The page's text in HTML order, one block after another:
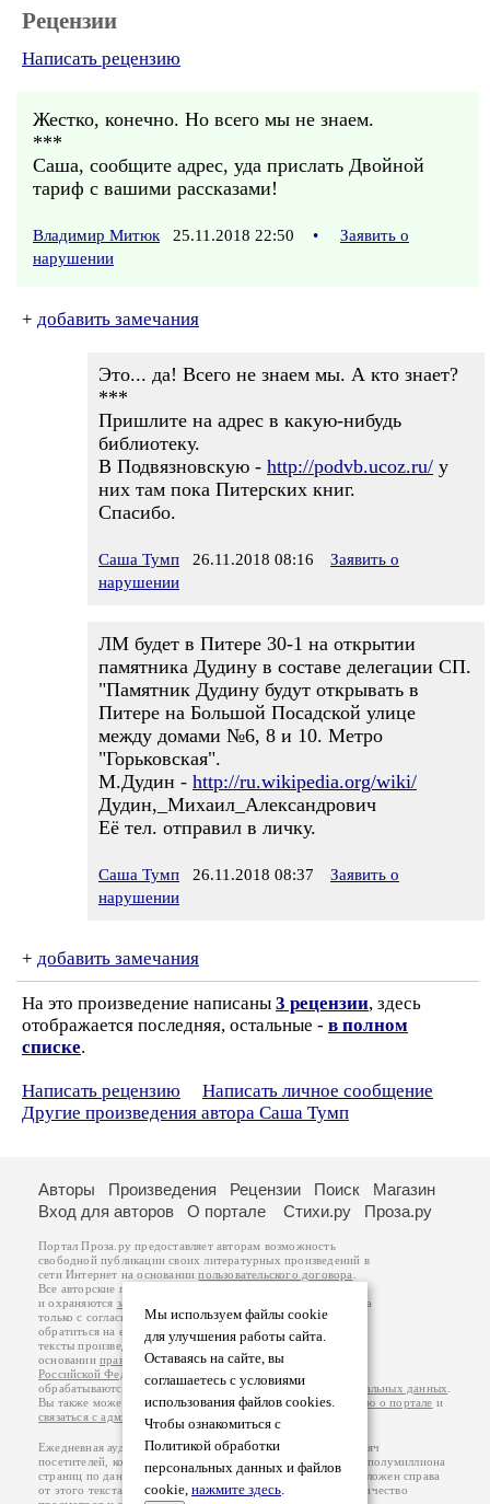
Рецензии
Написать рецензию
Жестко, конечно. Но всего мы не знаем.
***
Саша, сообщите адрес, уда прислать Двойной
тариф с вашими рассказами!
Владимир Митюк 25.11.2018 22:50 •
Заявить о
нарушении
+ добавить замечания
Это... да! Всего не знаем мы. А кто знает?
***
Пришлите на адрес в какую-нибудь
библиотеку.
В Подвязновскую - http://podvb.ucoz.ru/ у
них там пока Питерских книг.
Спасибо.
Саша Тумп 26.11.2018 08:16
Заявить о
нарушении
ЛМ будет в Питере 30-1 на открытии
памятника Дудину в составе делегации СП.
"Памятник Дудину будут открывать в
Питере на Большой Посадской улице
между домами №6, 8 и 10. Метро
"Горьковская".
М.Дудин - http://ru.wikipedia.org/wiki/
Дудин,_Михаил_Александрович
Её тел. отправил в личку.
Саша Тумп 26.11.2018 08:37
Заявить о
нарушении
+ добавить замечания
На это произведение написаны 3 рецензии, здесь
отображается последняя, остальные - в полном
списке.
Написать рецензию
Написать личное сообщение
Другие произведения автора Саша Тумп
Мы используем файлы cookie
для улучшения работы сайта.
Оставаясь на сайте, вы
соглашаетесь с условиями
использования файлов cookies.
Чтобы ознакомиться с
Политикой обработки
персональных данных и файлов
cookie, нажмите здесь.
Авторы Произведения Рецензии Поиск
Магазин
Вход для авторов
О портале Стихи.ру Проза.ру
Портал Проза.ру предоставляет авторам возможность
свободной публикации своих литературных произведений в
сети Интернет на основаниипользовательского договора
Все авторские права на произведения принадлежат авторам
и охраняются законом
. Перепечатка произведений возможна
только с согласия его автора, к которому вы можете
обратиться на его авторской странице. Ответственность за
тексты произведений авторы несут самостоятельно на
основанииправил публикацииизаконодательства
Российской Федерации
обрабатываются на основанииПолитики обработки персональных данных
Вы также можете посмотреть более подробнуюинформацию о портале и
связаться с администрацией
Ежедневная аудитория портала Проза.ру – порядка 100 тысяч
посетителей, которые в общей сумме просматривают более полумиллиона
страниц по данным счетчика посещаемости, который расположен справа
от этого текста. В каждой графе указано по две цифры: количество